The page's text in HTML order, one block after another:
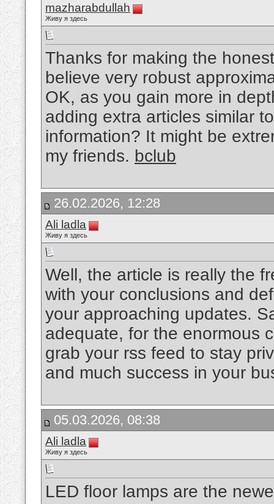
mazharabdullah
Живу я здесь
Thanks for making the
believe very robust
OK, as you gain more in
adding extra articles similar
information? It might be
my friends. bclub
26.02.2026, 12:28
Ali ladla
Живу я здесь
Well, the article is really the
with your conclusions and
your approaching updates.
adequate, for the enormous
grab your rss feed to stay
and much success in your
05.03.2026, 08:38
Ali ladla
Живу я здесь
LED floor lamps are the